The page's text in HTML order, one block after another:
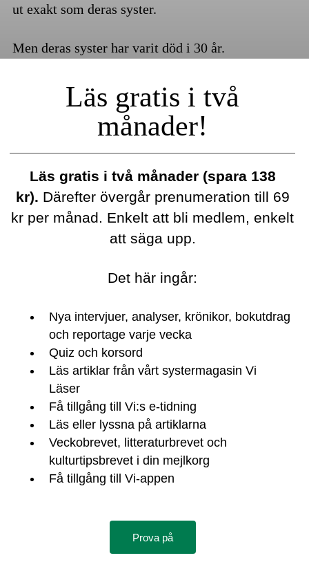
ut exakt som deras syster.
Men deras syster har varit död i 30 år.
Läs gratis i två
månader!
Läs gratis i två månader (spara 138
kr). Därefter övergår prenumeration till 69
kr per månad. Enkelt att bli medlem, enkelt
att säga upp.
Det här ingår:
Nya intervjuer, analyser, krönikor, bokutdrag
och reportage varje vecka
Quiz och korsord
Läs artiklar från vårt systermagasin Vi
Läser
Få tillgång till Vi:s e-tidning
Läs eller lyssna på artiklarna
Veckobrevet, litteraturbrevet och
kulturtipsbrevet i din mejlkorg
Få tillgång till Vi-appen
Prova på